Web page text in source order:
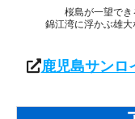
桜島が一望でき
錦江湾に浮かぶ雄大
鹿児島サンロ